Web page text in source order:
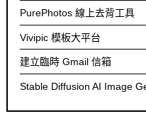
PurePhotos 線上去背工具
Vivipic 模板大平台
建立臨時 Gmail 信箱
Stable Diffusion AI Image